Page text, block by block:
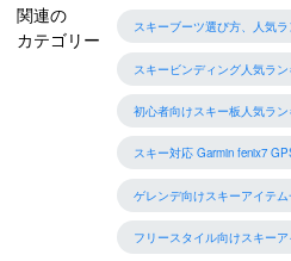
関連の
カテゴリー
スキーブーツ選び方、人気
スキービンディング人気ラ
初心者向けスキー板人気ラ
スキー対応 Garmin fenix7
ゲレンデ向けスキーアイテ
フリースタイル向けスキー